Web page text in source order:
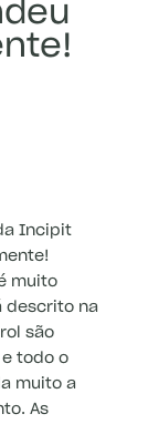
Incipit
muito
descrito na
são
todo o
muito a
As